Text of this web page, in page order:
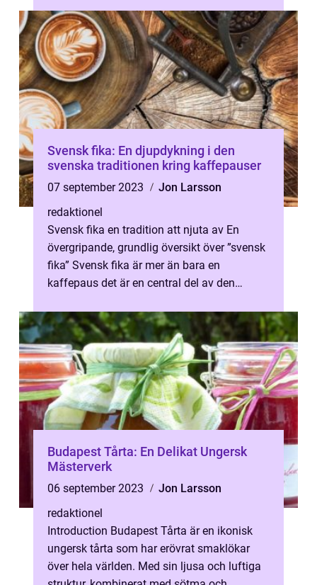
Svensk fika: En djupdykning i den
svenska traditionen kring kaffepauser
07 september 2023
Jon Larsson
redaktionel
Svensk fika en tradition att njuta av En
övergripande, grundlig översikt över ”svensk
fika” Svensk fika är mer än bara en
kaffepaus det är en central del av den
Budapest Tårta: En Delikat Ungersk
Mästerverk
06 september 2023
Jon Larsson
redaktionel
Introduction Budapest Tårta är en ikonisk
ungersk tårta som har erövrat smaklökar
över hela världen. Med sin ljusa och luftiga